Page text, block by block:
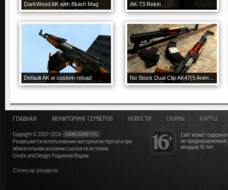
DarkWood AK with Bluish Mag AK-73 Rekin
Default AK w custom reload No Stock Dual Clip AK47(5 Anim Pack)
Сайт может
не
младше 16 лет
ГЛАВНАЯ МОНИТОРИНГ СЕРВЕРОВ НОВОСТИ СКИНЫ КАРТЫ
Copyright © 2007-2026
GAMEARMY.RU
Разрешается использование материалов портала при
обязательном указании ссылки на источник
Create and Design: Родионов Вадим
Спонсор раздела: